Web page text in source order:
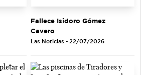
Fallece Isidoro Gómez
Cavero
Las Noticias - 22/07/2026